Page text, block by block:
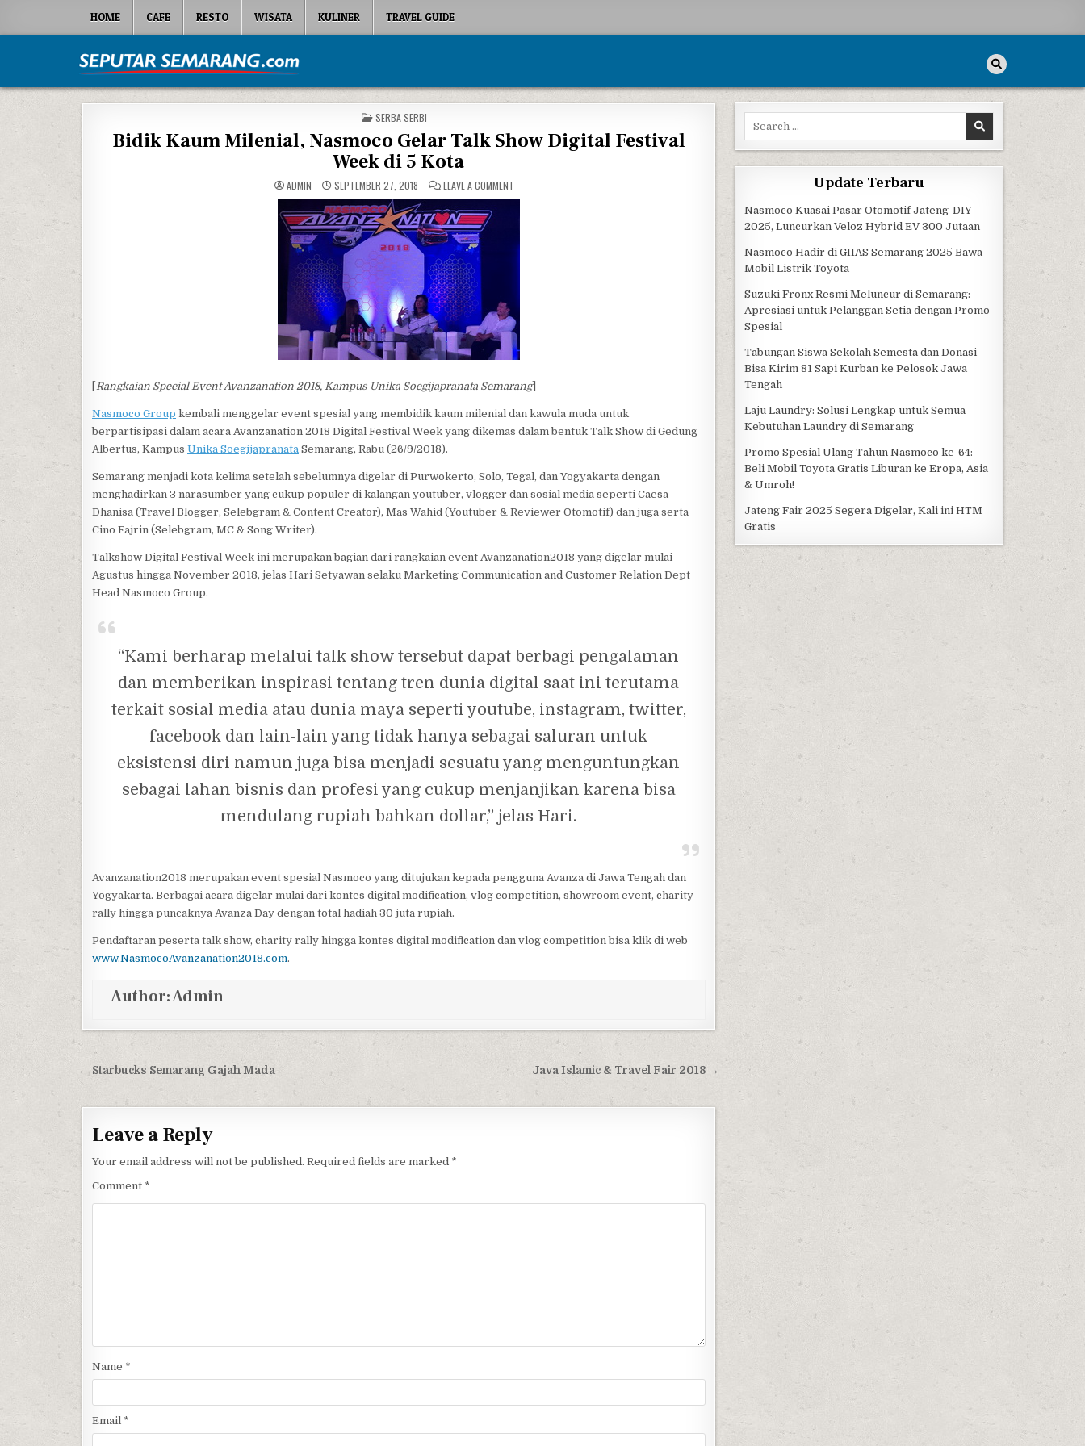
HOME CAFE RESTO WISATA KULINER TRAVEL GUIDE
Seputar Semarang
POSTED IN
SERBA SERBI
Bidik Kaum Milenial, Nasmoco Gelar Talk Show Digital Festival
Week di 5 Kota
ADMIN SEPTEMBER 27, 2018 LEAVE A COMMENT ON BIDIK KAUM MILENIAL, NASMOCO GELAR TALK SHOW DIGITAL FESTIVAL WEEK DI 5 KOTA
Rangkaian Special Event Avanzanation 2018, Kampus Unika Soegijapranata Semarang]
Nasmoco Group kembali menggelar event spesial yang membidik kaum milenial dan kawula muda untuk
berpartisipasi dalam acara Avanzanation 2018 Digital Festival Week yang dikemas dalam bentuk Talk Show di Gedung
Albertus, Kampus Unika Soegijapranata Semarang, Rabu (26/9/2018).
Semarang menjadi kota kelima setelah sebelumnya digelar di Purwokerto, Solo, Tegal, dan Yogyakarta dengan
menghadirkan 3 narasumber yang cukup populer di kalangan youtuber, vlogger dan sosial media seperti Caesa
Dhanisa (Travel Blogger, Selebgram & Content Creator), Mas Wahid (Youtuber & Reviewer Otomotif) dan juga serta
Cino Fajrin (Selebgram, MC & Song Writer).
Talkshow Digital Festival Week ini merupakan bagian dari rangkaian event Avanzanation2018 yang digelar mulai
Agustus hingga November 2018, jelas Hari Setyawan selaku Marketing Communication and Customer Relation Dept
Head Nasmoco Group.
“Kami berharap melalui talk show tersebut dapat berbagi pengalaman
dan memberikan inspirasi tentang tren dunia digital saat ini terutama
terkait sosial media atau dunia maya seperti youtube, instagram, twitter,
facebook dan lain-lain yang tidak hanya sebagai saluran untuk
eksistensi diri namun juga bisa menjadi sesuatu yang menguntungkan
sebagai lahan bisnis dan profesi yang cukup menjanjikan karena bisa
mendulang rupiah bahkan dollar,” jelas Hari.
Avanzanation2018 merupakan event spesial Nasmoco yang ditujukan kepada pengguna Avanza di Jawa Tengah dan
Yogyakarta. Berbagai acara digelar mulai dari kontes digital modification, vlog competition, showroom event, charity
rally hingga puncaknya Avanza Day dengan total hadiah 30 juta rupiah.
Pendaftaran peserta talk show, charity rally hingga kontes digital modification dan vlog competition bisa klik di web
www.NasmocoAvanzanation2018.com.
Author:Admin
Post navigation Java Islamic & Travel Fair 2018 →
← Starbucks Semarang Gajah Mada
Leave a Reply
Your email address will not be published. Required fields are marked *
Comment *
Name *
Email *
Search for:
Update Terbaru
Nasmoco Kuasai Pasar Otomotif Jateng-DIY
2025, Luncurkan Veloz Hybrid EV 300 Jutaan
Nasmoco Hadir di GIIAS Semarang 2025 Bawa
Mobil Listrik Toyota
Suzuki Fronx Resmi Meluncur di Semarang:
Apresiasi untuk Pelanggan Setia dengan Promo
Spesial
Tabungan Siswa Sekolah Semesta dan Donasi
Bisa Kirim 81 Sapi Kurban ke Pelosok Jawa
Tengah
Laju Laundry: Solusi Lengkap untuk Semua
Kebutuhan Laundry di Semarang
Promo Spesial Ulang Tahun Nasmoco ke-64:
Beli Mobil Toyota Gratis Liburan ke Eropa, Asia
& Umroh!
Jateng Fair 2025 Segera Digelar, Kali ini HTM
Gratis